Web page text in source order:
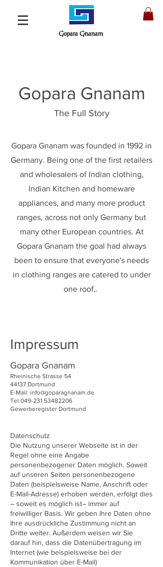
Gopara Gnanam
Gopara Gnanam
The Full Story
Gopara Gnanam was founded in 1992 in
Germany. Being one of the first retailers
and wholesalers of Indian clothing,
Indian Kitchen and homeware
appliances, and many more product
ranges, across not only Germany but
many other European countries. At
Gopara Gnanam the goal had always
been to ensure that everyone's needs
in clothing ranges are catered to under
one roof,.
Impressum
Gopara Gnanam
Rheinische Strasse 54
44137 Dortmund
E-Mail: info@goparagnanam.de
Tel 049-231 53482206
Gewerberegister Dortmund
Datenschutz
Die Nutzung unserer Webseite ist in der
Regel ohne eine Angabe
personenbezogener Daten möglich. Soweit
auf unseren Seiten personenbezogene
Daten (beispielsweise Name, Anschrift oder
E-Mail-Adresse) erhoben werden, erfolgt dies
– soweit es möglich ist– immer auf
freiwilliger Basis. Wir geben Ihre Daten ohne
Ihre ausdrückliche Zustimmung nicht an
Dritte weiter. Außerdem weisen wir Sie
darauf hin, dass die Datenübertragung im
Internet (wie beispielsweise bei der
Kommunikation über E-Mail)